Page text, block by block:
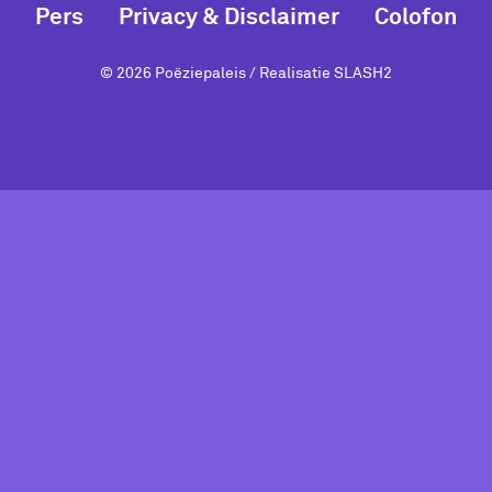
Pers Privacy & Disclaimer Colofon
© 2026 Poëziepaleis / Realisatie SLASH2